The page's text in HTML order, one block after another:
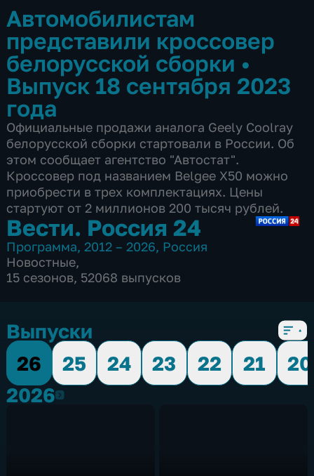
Автомобилистам
представили кроссовер
белорусской сборки •
Выпуск 18 сентября 2023
года
Официальные продажи аналога Geely Coolray
белорусской сборки стартовали в России. Об
этом сообщает агентство "Автостат".
Кроссовер под названием Belgee X50 можно
приобрести в трех комплектациях. Цены
стартуют от 2 миллионов 200 тысяч рублей.
Вести. Россия 24
Программа, 2012 – 2026, Россия
Новостные,
15 сезонов, 52068 выпусков
Выпуски
26
25 24 23 22 21
20
20262026